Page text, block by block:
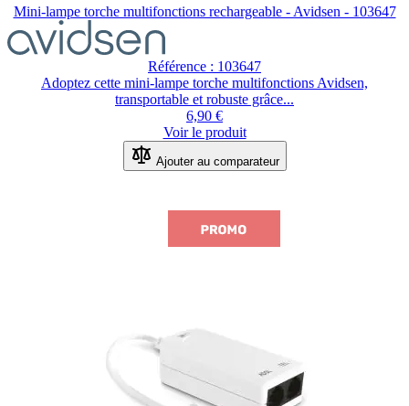
Mini-lampe torche multifonctions rechargeable - Avidsen - 103647
Référence : 103647
Adoptez cette mini-lampe torche multifonctions Avidsen,
transportable et robuste grâce...
6,90 €
Voir le produit
Ajouter au comparateur